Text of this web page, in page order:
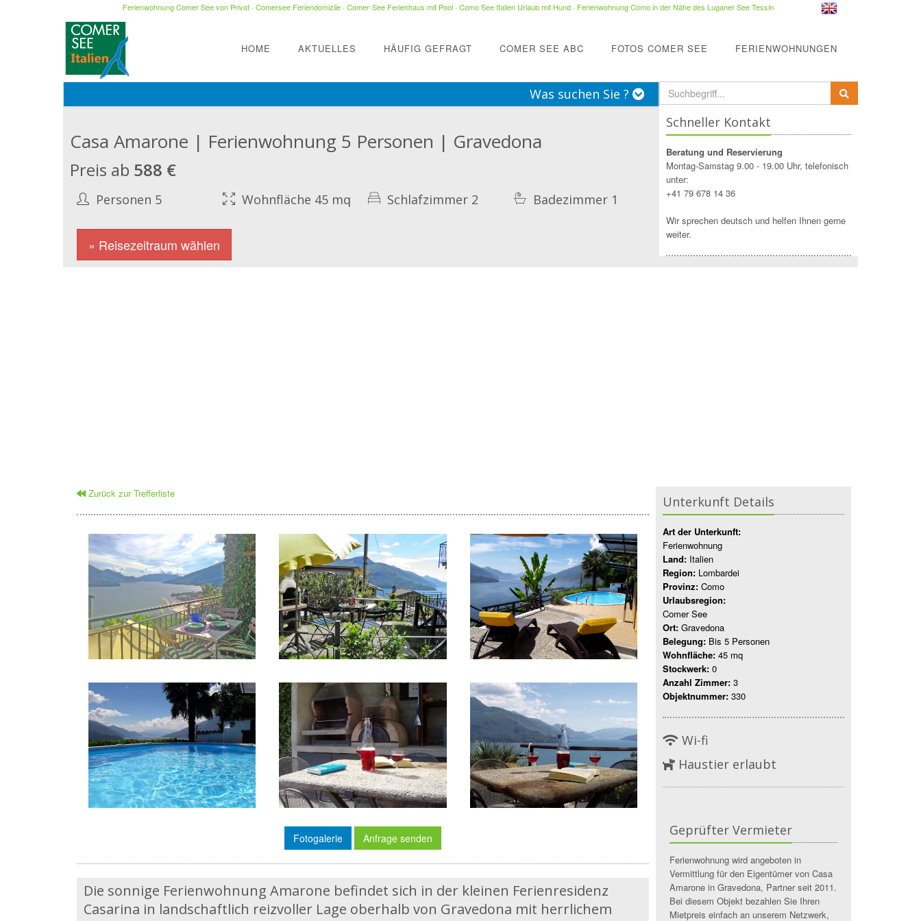
Ferienwohnung Comer See von Privat· Comersee Feriendomizile· Comer-See Ferienhaus mit Pool· Como See Italien Urlaub mit Hund· Ferienwohnung Como in der Nähe des Luganer See Tessin·
HOME AKTUELLES HÄUFIG GEFRAGT COMER SEE ABC FOTOS COMER SEE FERIENWOHNUNGEN
Was suchen Sie ?
Casa Amarone | Ferienwohnung 5 Personen | Gravedona
Preis ab 588 €
Personen 5 Wohnfläche 45 mq Schlafzimmer 2 Badezimmer 1
» Reisezeitraum wählen
Schneller Kontakt
Beratung und Reservierung
Montag-Samstag 9.00 - 19.00 Uhr, telefonisch
unter:
+41 79 678 14 36
Wir sprechen deutsch und helfen Ihnen gerne
weiter.
Zurück zur Trefferliste
Fotogalerie Anfrage senden
Die sonnige Ferienwohnung Amarone befindet sich in der kleinen Ferienresidenz
Casarina in landschaftlich reizvoller Lage oberhalb von Gravedona mit herrlichem
Unterkunft Details
Art der Unterkunft:
Ferienwohnung
Land: Italien
Region: Lombardei
Provinz: Como
Urlaubsregion:
Comer See
Ort: Gravedona
Belegung: Bis 5 Personen
Wohnfläche: 45 mq
Stockwerk: 0
Anzahl Zimmer: 3
Objektnummer: 330
Wi-fi
Haustier erlaubt
Geprüfter Vermieter
Ferienwohnung wird angeboten in
Vermittlung für den Eigentümer von Casa
Amarone in Gravedona, Partner seit 2011.
Bei diesem Objekt bezahlen Sie Ihren
Mietpreis einfach an unserem Netzwerk,